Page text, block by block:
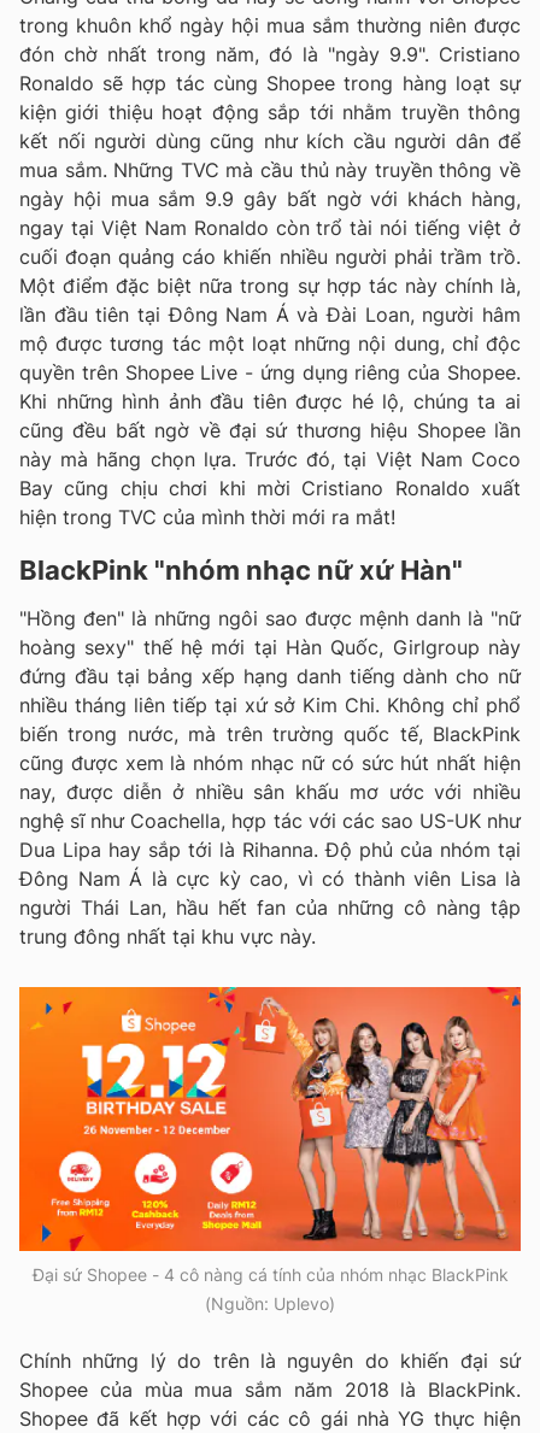
trong khuôn khổ ngày hội mua sắm thường niên được
đón chờ nhất trong năm, đó là "ngày 9.9". Cristiano
Ronaldo sẽ hợp tác cùng Shopee trong hàng loạt sự
kiện giới thiệu hoạt động sắp tới nhằm truyền thông
kết nối người dùng cũng như kích cầu người dân để
mua sắm. Những TVC mà cầu thủ này truyền thông về
ngày hội mua sắm 9.9 gây bất ngờ với khách hàng,
ngay tại Việt Nam Ronaldo còn trổ tài nói tiếng việt ở
cuối đoạn quảng cáo khiến nhiều người phải trầm trồ.
Một điểm đặc biệt nữa trong sự hợp tác này chính là,
lần đầu tiên tại Đông Nam Á và Đài Loan, người hâm
mộ được tương tác một loạt những nội dung, chỉ độc
quyền trên Shopee Live - ứng dụng riêng của Shopee.
Khi những hình ảnh đầu tiên được hé lộ, chúng ta ai
cũng đều bất ngờ về đại sứ thương hiệu Shopee lần
này mà hãng chọn lựa. Trước đó, tại Việt Nam Coco
Bay cũng chịu chơi khi mời Cristiano Ronaldo xuất
hiện trong TVC của mình thời mới ra mắt!
BlackPink "nhóm nhạc nữ xứ Hàn"
"Hồng đen" là những ngôi sao được mệnh danh là "nữ
hoàng sexy" thế hệ mới tại Hàn Quốc, Girlgroup này
đứng đầu tại bảng xếp hạng danh tiếng dành cho nữ
nhiều tháng liên tiếp tại xứ sở Kim Chi. Không chỉ phổ
biến trong nước, mà trên trường quốc tế, BlackPink
cũng được xem là nhóm nhạc nữ có sức hút nhất hiện
nay, được diễn ở nhiều sân khấu mơ ước với nhiều
nghệ sĩ như Coachella, hợp tác với các sao US-UK như
Dua Lipa hay sắp tới là Rihanna. Độ phủ của nhóm tại
Đông Nam Á là cực kỳ cao, vì có thành viên Lisa là
người Thái Lan, hầu hết fan của những cô nàng tập
trung đông nhất tại khu vực này.
Đại sứ Shopee - 4 cô nàng cá tính của nhóm nhạc BlackPink
(Nguồn: Uplevo)
Chính những lý do trên là nguyên do khiến đại sứ
Shopee của mùa mua sắm năm 2018 là BlackPink.
Shopee đã kết hợp với các cô gái nhà YG thực hiện